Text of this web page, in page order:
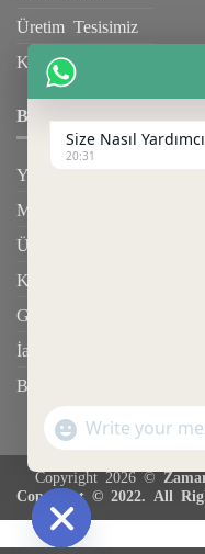
Üretim Tesisimiz
Kalite Belgelerimiz
BILGILENDIRME
Yardım
Mesafeli Satış Sözleşmesi
Üyelik Sözleşmesi
Kargo & Teslimat
Gizlilik Sözleşmesi
İade Şartları
Blog
Copyright 2026 ©
Copyright © 2022. All
Size Nasıl
20:31
WhatsApp